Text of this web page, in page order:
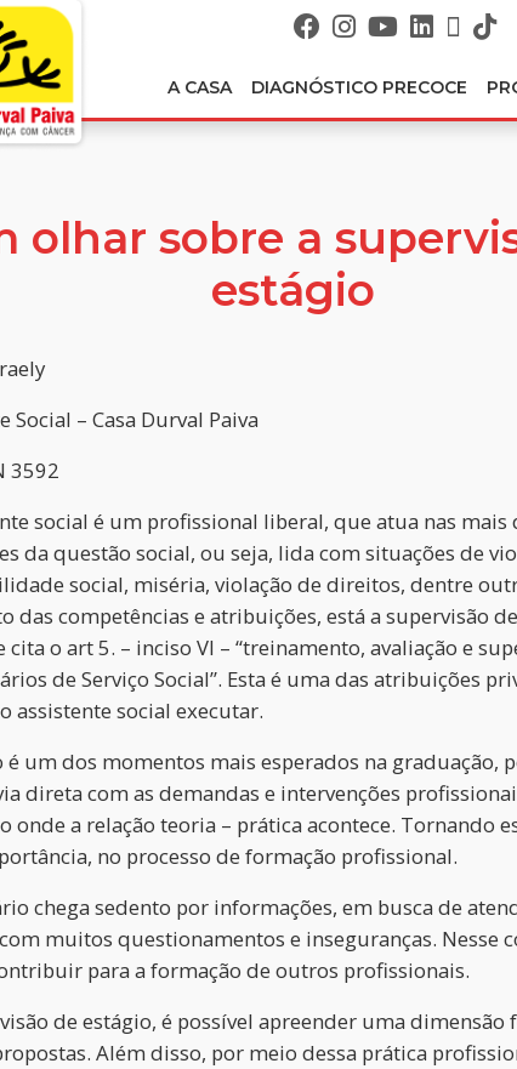
A CASA DIAGNÓSTICO PRECOCE
olhar sobre a
estágio
Social – Casa Durval Paiva
3592
social é um profissional liberal, que atua nas mais
da questão social, ou seja, lida com situações de
social, miséria, violação de direitos, dentre
das competências e atribuições, está a supervisão
cita o art 5. – inciso VI – “treinamento, avaliação e
de Serviço Social”. Esta é uma das atribuições
assistente social executar.
é um dos momentos mais esperados na graduação,
direta com as demandas e intervenções
onde a relação teoria – prática acontece. Tornando
no processo de formação profissional.
chega sedento por informações, em busca de
muitos questionamentos e inseguranças. Nesse
para a formação de outros profissionais.
de estágio, é possível apreender uma
Além disso, por meio dessa prática